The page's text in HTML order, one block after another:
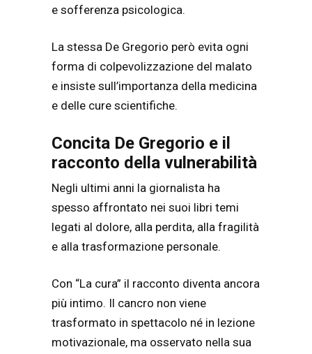
e sofferenza psicologica.
La stessa De Gregorio però evita ogni
forma di colpevolizzazione del malato
e insiste sull’importanza della medicina
e delle cure scientifiche.
Concita De Gregorio e il
racconto della vulnerabilità
Negli ultimi anni la giornalista ha
spesso affrontato nei suoi libri temi
legati al dolore, alla perdita, alla fragilità
e alla trasformazione personale.
Con “La cura” il racconto diventa ancora
più intimo. Il cancro non viene
trasformato in spettacolo né in lezione
motivazionale, ma osservato nella sua